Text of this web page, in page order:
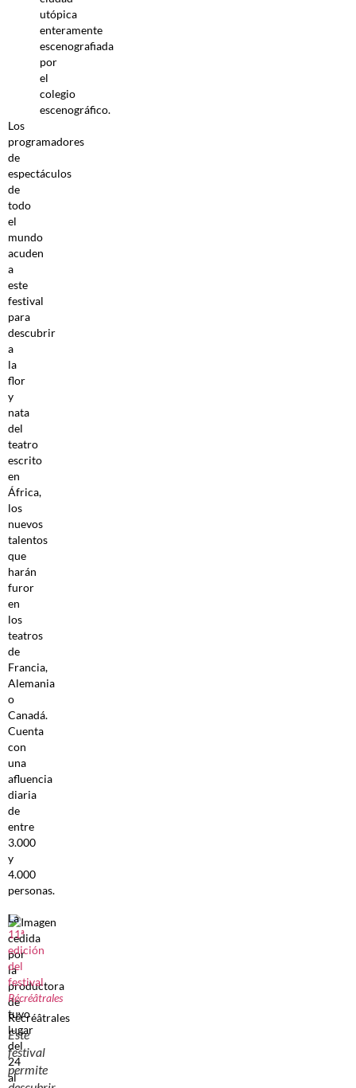
utópica
enteramente
escenografiada
por
el
colegio
escenográfico.
Los
programadores
de
espectáculos
de
todo
el
mundo
acuden
a
este
festival
para
descubrir
a
la
flor
y
nata
del
teatro
escrito
en
África,
los
nuevos
talentos
que
harán
furor
en
los
teatros
de
Francia,
Alemania
o
Canadá.
Cuenta
con
una
afluencia
diaria
de
entre
3.000
y
4.000
personas.
Este
festival
permite
La
11ª
edición
del
festival
Récréâtrales
tuvo
lugar
del
24
al